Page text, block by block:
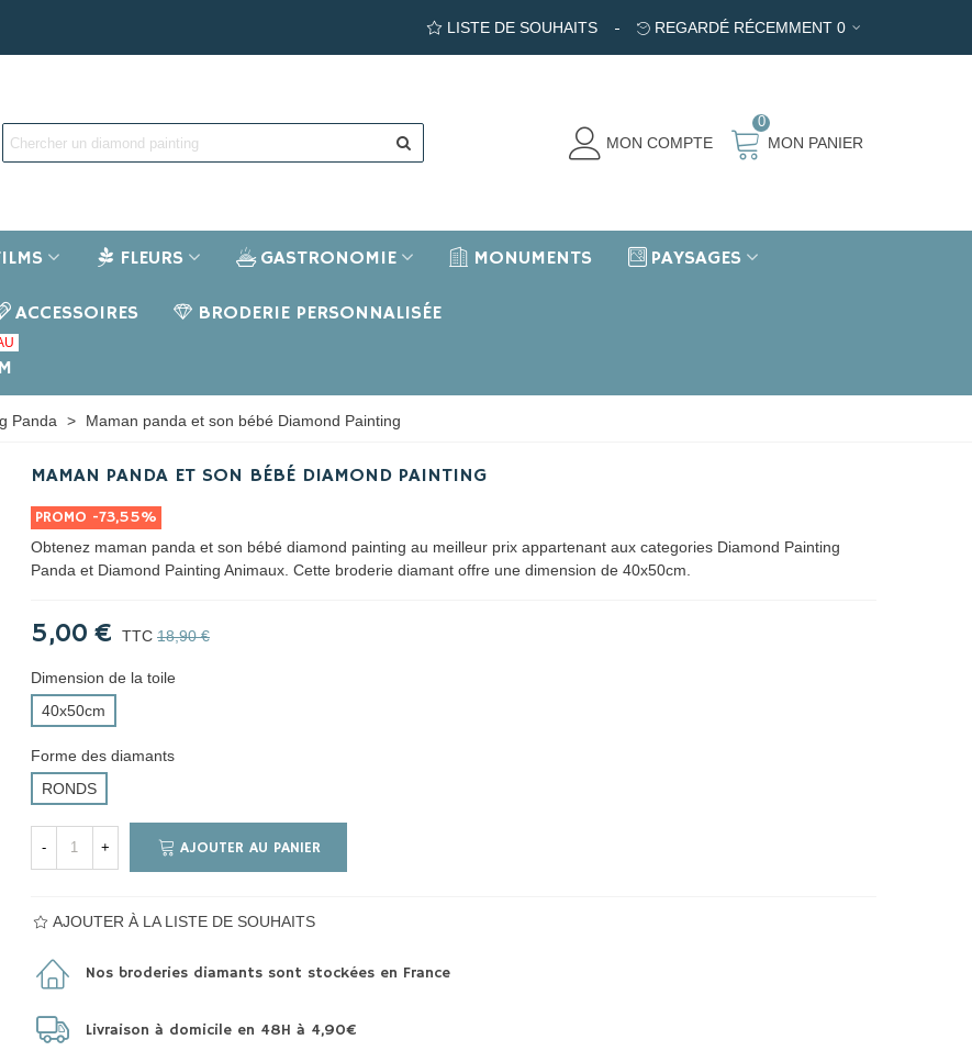
LISTE DE SOUHAITS REGARDÉ RÉCEMMENT 0
MON COMPTE
0
MON PANIER
FLEURS GASTRONOMIE MONUMENTS PAYSAGES
ACCESSOIRES BRODERIE PERSONNALISÉE
Panda > Maman panda et son bébé Diamond Painting
MAMAN PANDA ET SON BÉBÉ DIAMOND PAINTING
PROMO -73,55%
Obtenez maman panda et son bébé diamond painting au meilleur prix appartenant aux categories Diamond Painting
Panda et Diamond Painting Animaux. Cette broderie diamant offre une dimension de 40x50cm.
5,00 € TTC 18,90 €
Dimension de la toile
40x50cm
Forme des diamants
RONDS
- + AJOUTER AU PANIER
AJOUTER À LA LISTE DE SOUHAITS
Nos broderies diamants sont stockées en France
Livraison à domicile en 48H à 4,90€